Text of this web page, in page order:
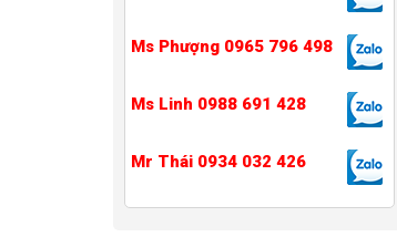
Ms Phượng 0965 796 498
Ms Linh 0988 691 428
Mr Thái 0934 032 426